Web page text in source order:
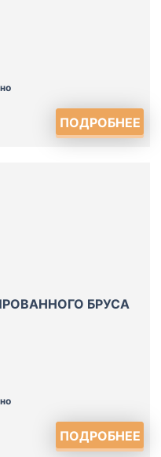
ПОДРОБНЕЕ
БРУСА
ПОДРОБНЕЕ